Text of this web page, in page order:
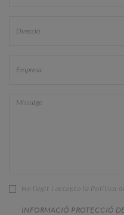
He llegit i accepto la Política
INFORMACIÓ PROTECCIÓ